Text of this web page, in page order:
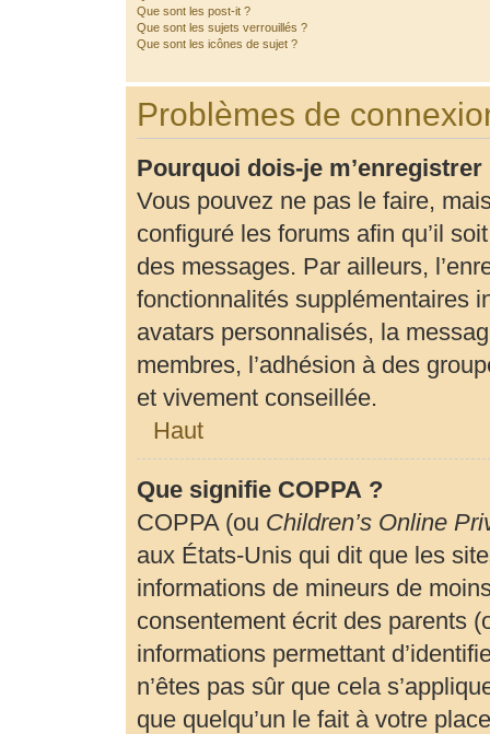
Que sont les post-it ?
Que sont les sujets verrouillés ?
Que sont les icônes de sujet ?
Problèmes de
Pourquoi dois-je m’enregistrer
Vous pouvez ne pas le faire,
configuré les forums afin qu’il
des messages. Par ailleurs,
fonctionnalités supplémentaires
avatars personnalisés, la
membres, l’adhésion à des
et vivement conseillée.
Haut
Que signifie COPPA ?
COPPA (ou Children’s Online
aux États-Unis qui dit que les
informations de mineurs de
consentement écrit des parents
informations permettant
n’êtes pas sûr que cela
que quelqu’un le fait à votre